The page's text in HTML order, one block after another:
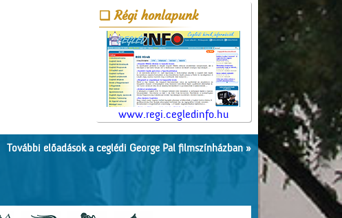
Régi honlapunk
www.regi.cegledinfo.hu
További előadások a ceglédi George Pal filmszínházban »